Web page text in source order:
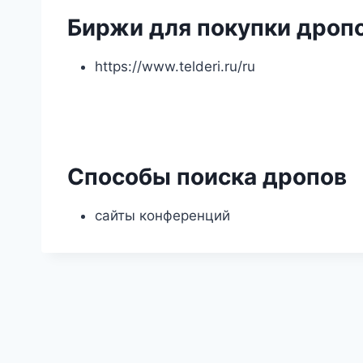
Биржи для покупки
https://www.telderi.ru/ru
Способы поиска дропов
сайты конференций